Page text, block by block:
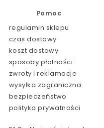
Pomoc
regulamin sklepu
czas dostawy
koszt dostawy
sposoby płatności
zwroty i reklamacje
wysyłka zagraniczna
bezpieczeństwo
polityka prywatności